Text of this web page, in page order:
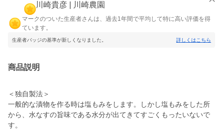
川崎貴彦 | 川崎農園
マークのついた生産者さんは、過去1年間で平均して特に高い評価を得
ています。
生産者バッジの基準が新しくなりました。 詳しくはこちら
商品説明
＜独自製法＞
一般的な漬物を作る時は塩もみをします。しかし塩もみをした所
から、水なすの旨味である水分が出てきてすごくもったいないで
す。